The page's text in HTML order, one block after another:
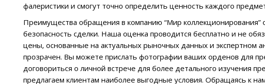
фалеристики и смогут точно определить ценность каждого
Преимущества обращения в компанию “Мир
безопасность сделки. Наша оценка проводится бесплатно и не
цены, основанные на актуальных рыночных данных и экспертном
прозрачен. Вы можете прислать фотографии ваших орденов для
договориться о личной встрече для более детального изучения
предлагаем клиентам наиболее выгодные условия. Обращаясь к